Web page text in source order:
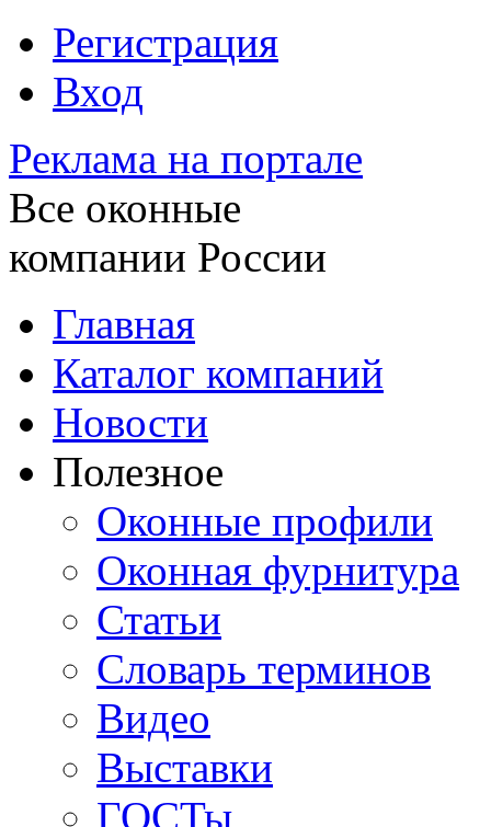
Регистрация
Вход
Реклама на портале
Все оконные
компании России
Главная
Каталог компаний
Новости
Полезное
Оконные профили
Оконная фурнитура
Статьи
Словарь терминов
Видео
Выставки
ГОСТы